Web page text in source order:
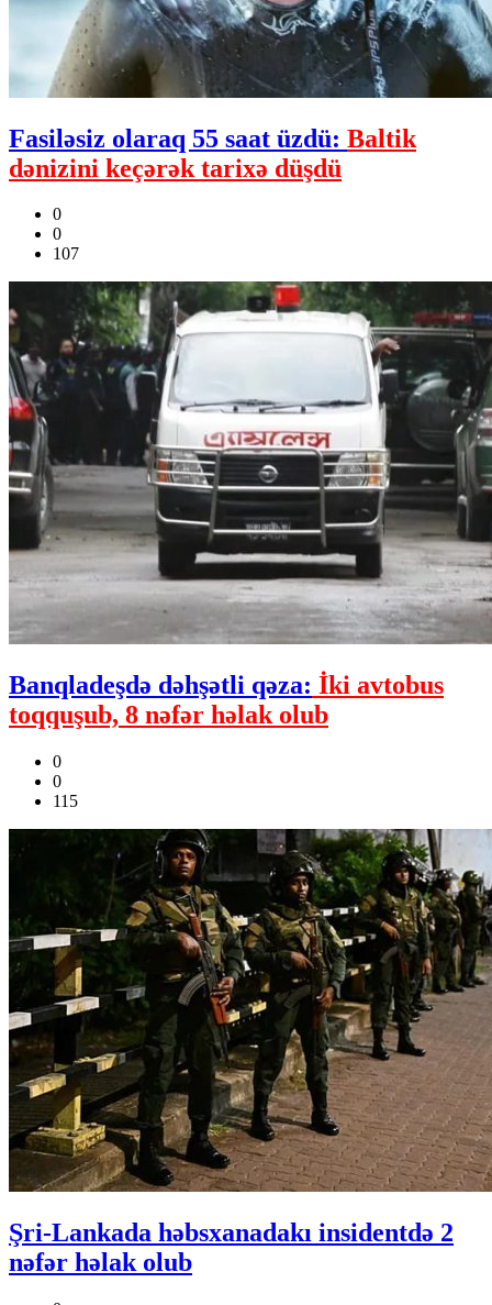
Fasiləsiz olaraq 55 saat üzdü: Baltik
dənizini keçərək tarixə düşdü
0
0
107
Banqladeşdə dəhşətli qəza: İki avtobus
toqquşub, 8 nəfər həlak olub
0
0
115
Şri-Lankada həbsxanadakı insidentdə 2
nəfər həlak olub